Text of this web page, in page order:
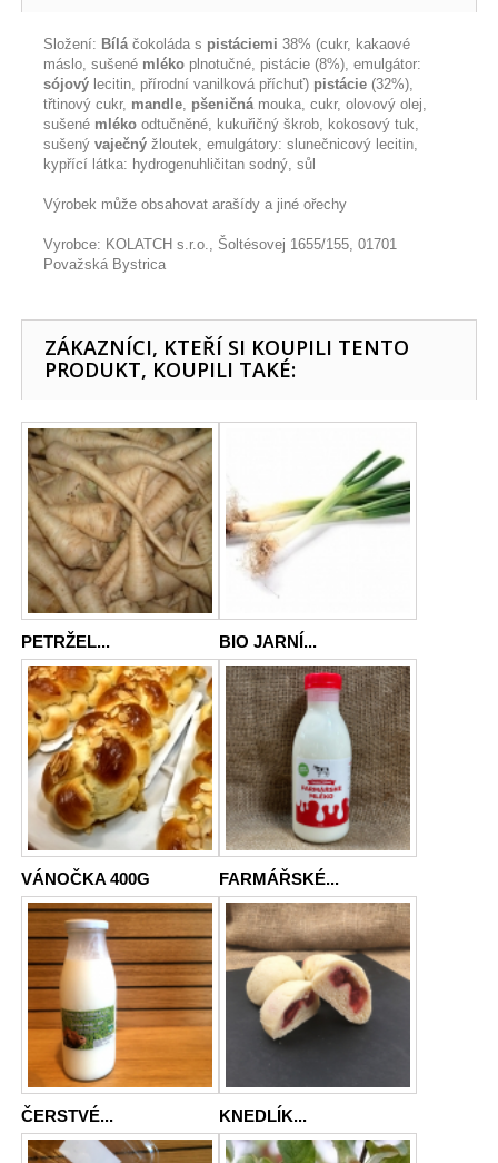
Složení: Bíláčokoláda s pistáciemi 38% (cukr, kakaové
máslo, sušené mléko plnotučné, pistácie (8%), emulgátor:
sójový lecitin, přírodní vanilková příchuť) pistácie (32%),
třtinový cukr, mandle, pšeničná mouka, cukr, olovový olej,
sušené mléko odtučněné, kukuřičný škrob, kokosový tuk,
sušenývaječný žloutek, emulgátory: slunečnicový lecitin,
kypřící látka: hydrogenuhličitan sodný, sůl
Výrobek může obsahovat arašídy a jiné ořechy
Vyrobce: KOLATCH s.r.o., Šoltésovej 1655/155, 01701
Považská Bystrica
ZÁKAZNÍCI, KTEŘÍ SI KOUPILI TENTO
PRODUKT, KOUPILI TAKÉ:
PETRŽEL... BIO JARNÍ...
VÁNOČKA 400G FARMÁŘSKÉ...
ČERSTVÉ... KNEDLÍK...